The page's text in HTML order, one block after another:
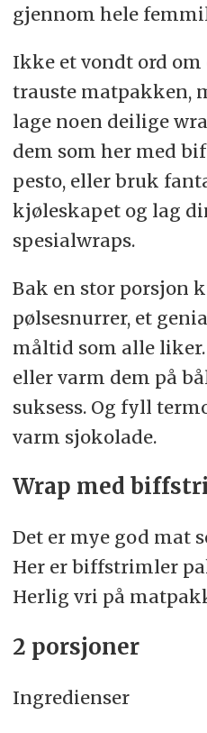
gjennom hele
Ikke et vondt ord
trauste matpakken,
lage noen deilige
dem som her med
pesto, eller bruk
kjøleskapet og lag
spesialwraps.
Bak en stor porsjon
pølsesnurrer, et
måltid som alle liker.
eller varm dem på
suksess. Og fyll
varm sjokolade.
Wrap med
Det er mye god mat
Her er biffstrimler
Herlig vri på
2 porsjoner
Ingredienser